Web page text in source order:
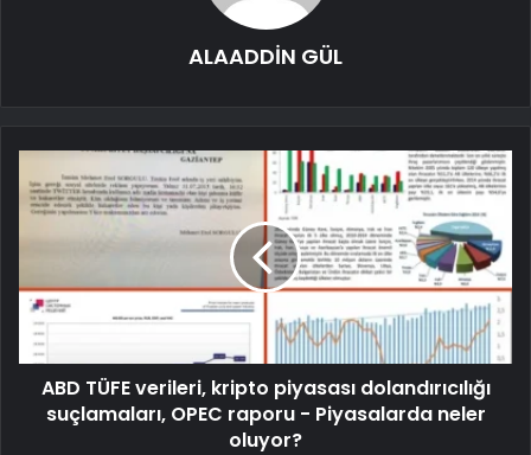
ALAADDİN GÜL
ABD TÜFE verileri, kripto piyasası dolandırıcılığı
suçlamaları, OPEC raporu - Piyasalarda neler
oluyor?